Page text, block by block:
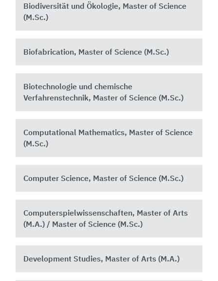
Biodiversität und Ökologie, Master of Science
(M.Sc.)
Biofabrication, Master of Science (M.Sc.)
Biotechnologie und chemische
Verfahrenstechnik, Master of Science (M.Sc.)
Computational Mathematics, Master of Science
(M.Sc.)
Computer Science, Master of Science (M.Sc.)
Computerspielwissenschaften, Master of Arts
(M.A.) / Master of Science (M.Sc.)
Development Studies, Master of Arts (M.A.)